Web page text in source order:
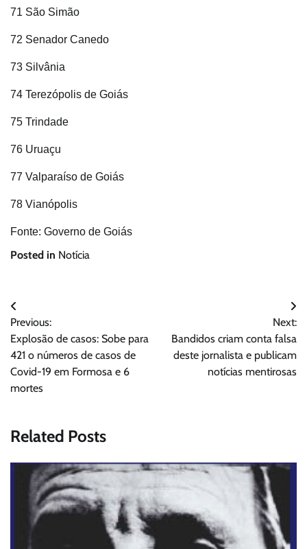
71 São Simão
72 Senador Canedo
73 Silvânia
74 Terezópolis de Goiás
75 Trindade
76 Uruaçu
77 Valparaíso de Goiás
78 Vianópolis
Fonte: Governo de Goiás
Posted in Notícia
Navegação
de
Post
Previous:
Explosão de casos: Sobe para
421 o números de casos de
Covid-19 em Formosa e 6
mortes
Next:
Bandidos criam conta falsa
deste jornalista e publicam
notícias mentirosas
Related Posts